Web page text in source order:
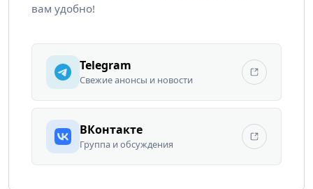
вам удобно!
Telegram
Свежие анонсы и новости
ВКонтакте
Группа и обсуждения